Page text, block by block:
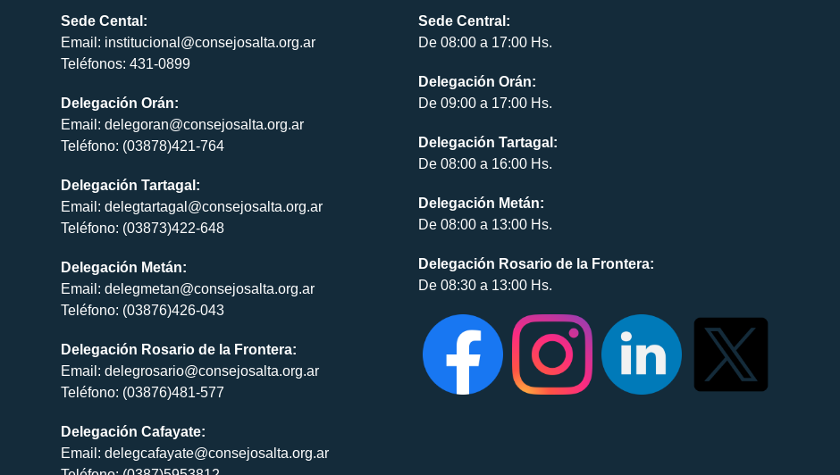
Sede Cental:
Email: institucional@consejosalta.org.ar
Teléfonos: 431-0899
Delegación Orán:
Email: delegoran@consejosalta.org.ar
Teléfono: (03878)421-764
Delegación Tartagal:
Email: delegtartagal@consejosalta.org.ar
Teléfono: (03873)422-648
Delegación Metán:
Email: delegmetan@consejosalta.org.ar
Teléfono: (03876)426-043
Delegación Rosario de la Frontera:
Email: delegrosario@consejosalta.org.ar
Teléfono: (03876)481-577
Delegación Cafayate:
Email: delegcafayate@consejosalta.org.ar
Sede Central:
De 08:00 a 17:00 Hs.
Delegación Orán:
De 09:00 a 17:00 Hs.
Delegación Tartagal:
De 08:00 a 16:00 Hs.
Delegación Metán:
De 08:00 a 13:00 Hs.
Delegación Rosario de la Frontera:
De 08:30 a 13:00 Hs.